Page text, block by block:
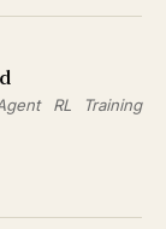
RL Training